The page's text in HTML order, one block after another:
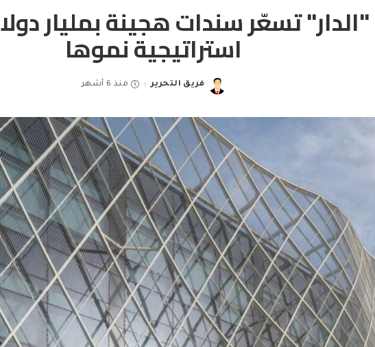
"الدار" تسعّر سندات هجينة بمليار
استراتيجية نموها
Posted
فريق التحرير منذ 6 أشهر